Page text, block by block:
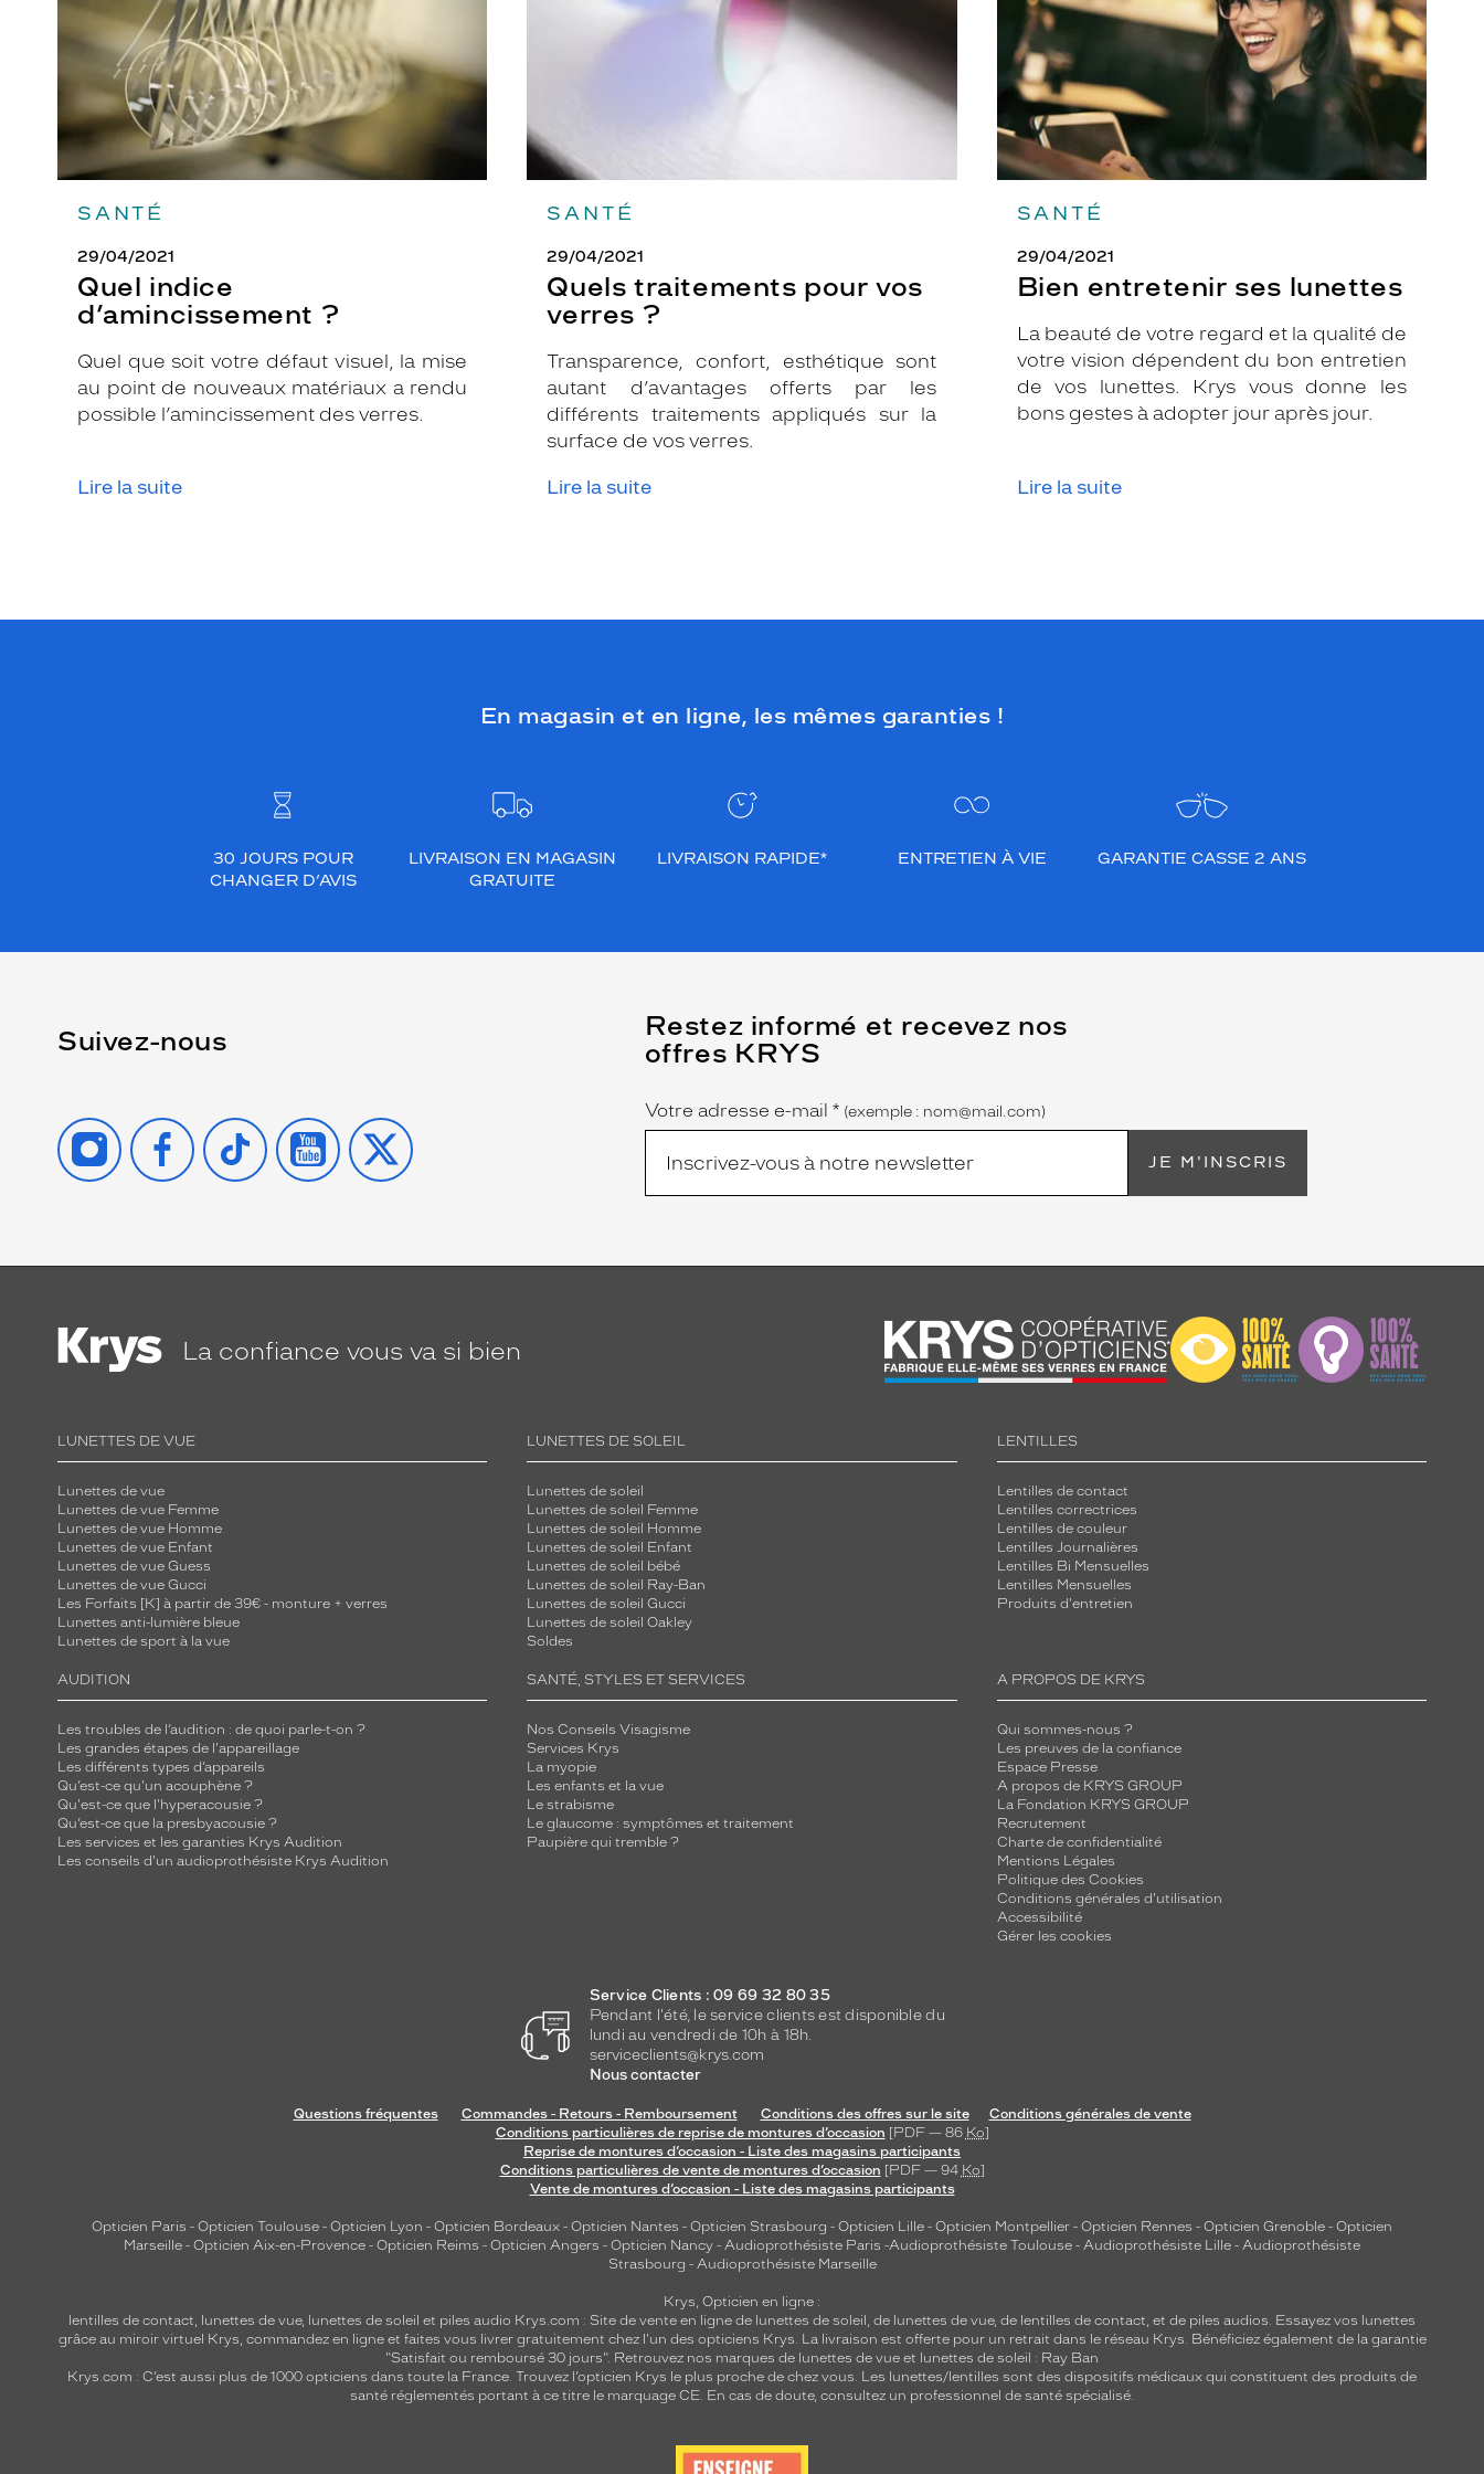
SANTÉ
29/04/2021
Quel indice
d’amincissement ?
Quel que soit votre défaut visuel, la mise
au point de nouveaux matériaux a rendu
possible l’amincissement des verres.
Lire la suite
SANTÉ
29/04/2021
Quels traitements pour vos
verres ?
Transparence, confort, esthétique sont
autant d’avantages offerts par les
différents traitements appliqués sur la
surface de vos verres.
Lire la suite
SANTÉ
29/04/2021
Bien entretenir ses lunettes
La beauté de votre regard et la qualité de
votre vision dépendent du bon entretien
de vos lunettes. Krys vous donne les
bons gestes à adopter jour après jour.
Lire la suite
En magasin et en ligne, les mêmes garanties !
30 JOURS POUR
CHANGER D’AVIS
LIVRAISON EN MAGASIN
GRATUITE
LIVRAISON RAPIDE* ENTRETIEN À VIE GARANTIE CASSE 2 ANS
Suivez-nous
INSTAGRAMFACEBOOK
TIKTOK YOUTUBE
X
Restez informé et recevez nos
offres KRYS
Name
Votre adresse e-mail *
(Ce
champ
est
obligatoire)
(exemple : nom@mail.com)
JE M'INSCRIS
La confiance vous va si bien
LUNETTES DE VUE
Lunettes de vue
Lunettes de vue Femme
Lunettes de vue Homme
Lunettes de vue Enfant
Lunettes de vue Guess
Lunettes de vue Gucci
Les Forfaits [K] à partir de 39€ - monture + verres
Lunettes anti-lumière bleue
Lunettes de sport à la vue
LUNETTES DE SOLEIL
Lunettes de soleil
Lunettes de soleil Femme
Lunettes de soleil Homme
Lunettes de soleil Enfant
Lunettes de soleil bébé
Lunettes de soleil Ray-Ban
Lunettes de soleil Gucci
Lunettes de soleil Oakley
Soldes
LENTILLES
Lentilles de contact
Lentilles correctrices
Lentilles de couleur
Lentilles Journalières
Lentilles Bi Mensuelles
Lentilles Mensuelles
Produits d'entretien
AUDITION
Les troubles de l’audition : de quoi parle-t-on ?
Les grandes étapes de l'appareillage
Les différents types d’appareils
Qu’est-ce qu'un acouphène ?
Qu'est-ce que l'hyperacousie ?
Qu’est-ce que la presbyacousie ?
Les services et les garanties Krys Audition
Les conseils d'un audioprothésiste Krys Audition
SANTÉ, STYLES ET SERVICES
Nos Conseils Visagisme
Services Krys
La myopie
Les enfants et la vue
Le strabisme
Le glaucome : symptômes et traitement
Paupière qui tremble ?
A PROPOS DE KRYS
Qui sommes-nous ?
Les preuves de la confiance
Espace Presse
A propos de KRYS GROUP
La Fondation KRYS GROUP
Recrutement
Charte de confidentialité
Mentions Légales
Politique des Cookies
Conditions générales d'utilisation
Accessibilité
Gérer les cookies
Service Clients : 09 69 32 80 35
Pendant l'été, le service clients est disponible du
lundi au vendredi de 10h à 18h.
serviceclients@krys.com
Nous contacter
Questions fréquentes Commandes - Retours - Remboursement Conditions des offres sur le site
Conditions générales de vente
Conditions particulières de reprise de montures d’occasion [PDF — 86 Ko]
Reprise de montures d’occasion - Liste des magasins participants
Conditions particulières de vente de montures d’occasion [PDF — 94 Ko]
Vente de montures d’occasion - Liste des magasins participants
Opticien Paris - Opticien Toulouse - Opticien Lyon - Opticien Bordeaux - Opticien Nantes - Opticien Strasbourg - Opticien Lille - Opticien Montpellier - Opticien Rennes - Opticien Grenoble - Opticien
Marseille - Opticien Aix-en-Provence - Opticien Reims - Opticien Angers - Opticien Nancy - Audioprothésiste Paris -Audioprothésiste Toulouse - Audioprothésiste Lille - Audioprothésiste
Strasbourg - Audioprothésiste Marseille
Krys, Opticien en ligne :
lentilles de contact, lunettes de vue, lunettes de soleil et piles audio Krys.com : Site de vente en ligne de lunettes de soleil, de lunettes de vue, de lentilles de contact, et de piles audios. Essayez vos lunettes
grâce au miroir virtuel Krys, commandez en ligne et faites vous livrer gratuitement chez l'un des opticiens Krys. La livraison est offerte pour un retrait dans le réseau Krys. Bénéficiez également de la garantie
"Satisfait ou remboursé 30 jours". Retrouvez nos marques de lunettes de vue et lunettes de soleil : Ray Ban
Krys.com : C’est aussi plus de 1000 opticiens dans toute la France. Trouvez l’opticien Krys le plus proche de chez vous. Les lunettes/lentilles sont des dispositifs médicaux qui constituent des produits de
santé réglementés portant à ce titre le marquage CE. En cas de doute, consultez un professionnel de santé spécialisé.